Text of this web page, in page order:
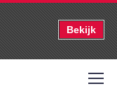
Bekijk